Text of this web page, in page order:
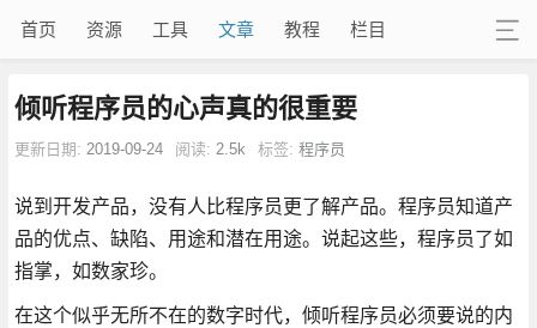
首页 资源 工具 文章 教程 栏目
倾听程序员的心声真的很重要
更新日期: 2019-09-24 阅读: 2.5k 标签: 程序员
说到开发产品，没有人比程序员更了解产品。程序员知道产
品的优点、缺陷、用途和潜在用途。说起这些，程序员了如
指掌，如数家珍。
在这个似乎无所不在的数字时代，倾听程序员必须要说的内